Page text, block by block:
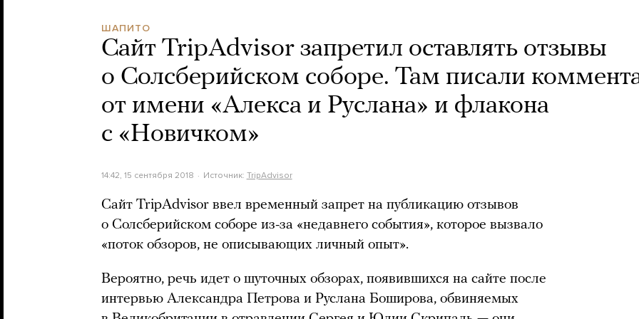
ШАПИТО
Сайт TripAdvisor запретил оставлять отзывы
о Солсберийском соборе. Там писали
от имени «Алекса и Руслана» и флакона
с «Новичком»
14:42, 15 сентября 2018 Источник: TripAdvisor
Сайт TripAdvisor ввел временный запрет на публикацию отзывов
о Солсберийском соборе из-за «недавнего события», которое вызвало
«поток обзоров, не описывающих личный опыт».
Вероятно, речь идет о шуточных обзорах, появившихся на сайте после
интервью Александра Петрова и Руслана Боширова, обвиняемых